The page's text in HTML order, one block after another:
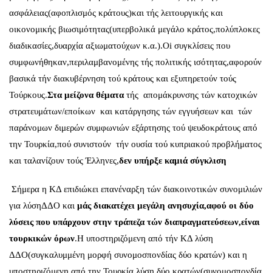
ασφάλειας(αφοπλισμός κράτους)και τής λειτουργικής και
οικονομικής βιωσιμότητας(υπερβολικά μεγάλο κράτος,πολύπλοκες
διαδικασίες,δυαρχία αξιωματούχων κ.α.).Oi συγκλίσεις που
συμφωνήθηκαν,περιλαμβανομένης τής πολιτικής ισότητας,αφορούν
βασικά τήν διακυβέρνηση τού κράτους και εξυπηρετούν τούς
Τούρκους.Στα μείζονα θέματατής απομάκρυνσης τών κατοχικών
στρατευμάτων/εποίκων και κατάργησης τών εγγυήσεων και τών
παράνομων διμερών συμφωνιών εξάρτησης τού ψευδοκράτους από
την Τουρκία,πού συνιστούν τήν ουσία τού κυπριακού προβλήματος
και ταλανίζουν τούς Έλληνες,δεν υπήρξε καμιά σύγκλιση
Σήμερα η ΚΔ επιδιώκει επανέναρξη τών διακοινοτικών συνομιλιών
για λύσηΔΔΟ και μάς διακατέχει μεγάλη ανησυχία,αφού οι δύο
λύσεις που υπάρχουν στην τράπεζα τών διαπραγματεύσεων,είναι
τουρκικών όρων.Η υποστηριζόμενη από τήν ΚΔ λύση
ΔΔΟ(συγκαλυμμένη μορφή συνομοσπονδίας δύο κρατών) και η
υποστηριζόμενη από την Τουρκία λύση δύο κρατών(συνομοσπονδία